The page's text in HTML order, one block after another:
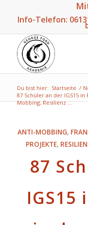
Info-Telefon:
Du bist hier: Startseite /
87 Schüler an der IGS15
Mobbing, Resilienz ...
ANTI-MOBBING,
PROJEKTE,
87